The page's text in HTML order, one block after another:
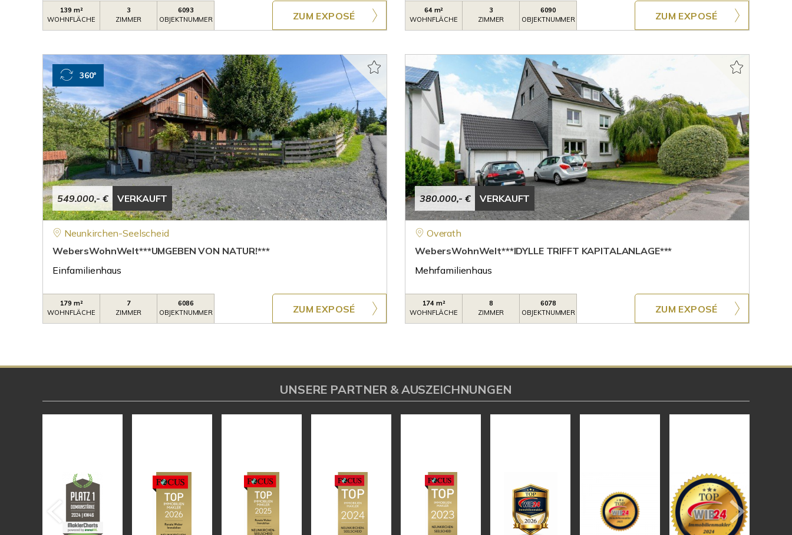
139 m²
WOHNFLÄCHE
3
ZIMMER
6093
OBJEKTNUMMER
ZUM EXPOSÉ
64 m²
WOHNFLÄCHE
3
ZIMMER
6090
OBJEKTNUMMER
ZUM EXPOSÉ
549.000,- € VERKAUFT
360°
Neunkirchen-Seelscheid
WebersWohnWelt***UMGEBEN VON NATUR!***
Einfamilienhaus
179 m²
WOHNFLÄCHE
7
ZIMMER
6086
OBJEKTNUMMER
ZUM EXPOSÉ
380.000,- € VERKAUFT
Overath
WebersWohnWelt***IDYLLE TRIFFT KAPITALANLAGE***
Mehrfamilienhaus
174 m²
WOHNFLÄCHE
8
ZIMMER
6078
OBJEKTNUMMER
ZUM EXPOSÉ
UNSERE PARTNER & AUSZEICHNUNGEN